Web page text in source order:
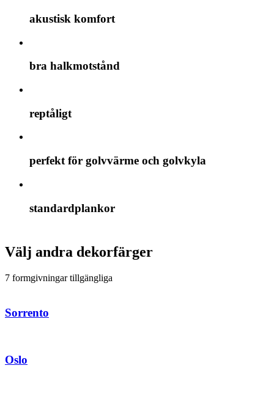
akustisk komfort
bra halkmotstånd
reptåligt
perfekt för golvvärme och golvkyla
standardplankor
Välj andra dekorfärger
7 formgivningar tillgängliga
Sorrento
Oslo